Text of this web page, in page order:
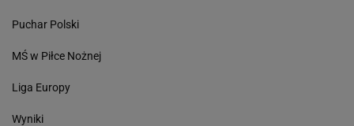
Puchar Polski
MŚ w Piłce Nożnej
Liga Europy
Wyniki